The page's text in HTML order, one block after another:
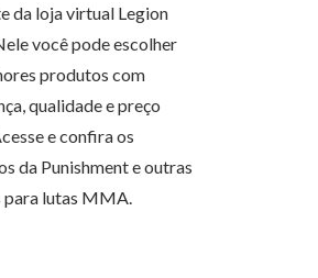
da loja virtual Legion
você pode escolher
produtos com
qualidade e preço
e confira os
da Punishment e outras
para lutas MMA.